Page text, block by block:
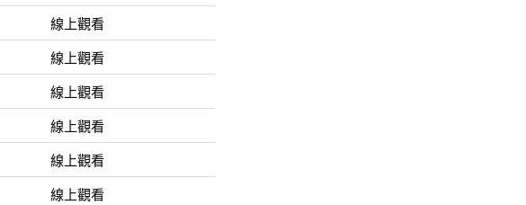
線上觀看
線上觀看
線上觀看
線上觀看
線上觀看
線上觀看